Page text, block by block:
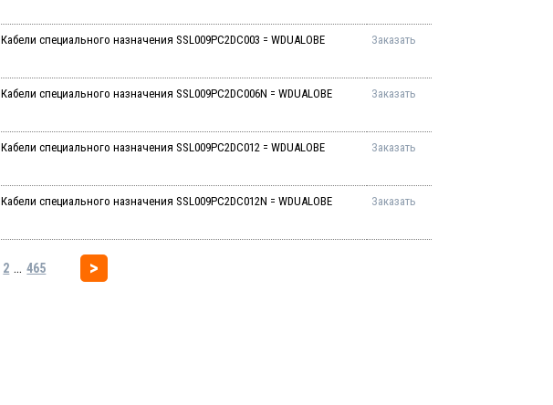
Кабели специального назначения SSL009PC2DC003 = WDUALOBE Заказать
Кабели специального назначения SSL009PC2DC006N = WDUALOBE Заказать
Кабели специального назначения SSL009PC2DC012 = WDUALOBE Заказать
Кабели специального назначения SSL009PC2DC012N = WDUALOBE Заказать
2 ... 465